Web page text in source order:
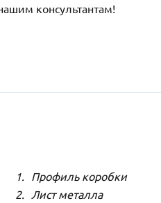
консультантам!
Профиль коробки
Лист металла